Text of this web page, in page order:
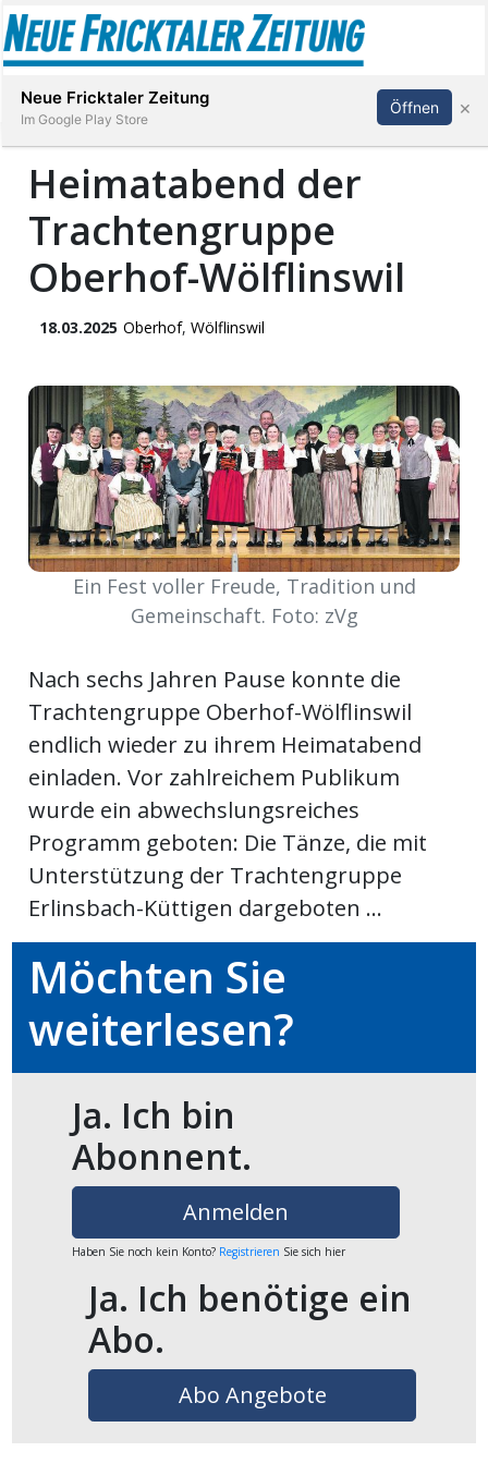
Stellen
E-
App
Abonnieren Anmelden
Heimatabend der
Trachtengruppe
Oberhof-Wölflinswil
18.03.2025 Oberhof,Wölflinswil
Ein Fest voller Freude, Tradition und
Gemeinschaft. Foto: zVg
Nach sechs Jahren Pause konnte die
Trachtengruppe Oberhof-Wölflinswil
endlich wieder zu ihrem Heimatabend
einladen. Vor zahlreichem Publikum
wurde ein abwechslungsreiches
Programm geboten: Die Tänze, die mit
Unterstützung der Trachtengruppe
Erlinsbach-Küttigen dargeboten ...
Möchten Sie
weiterlesen?
Ja. Ich bin
Abonnent.
Anmelden
Haben Sie noch kein Konto? Registrieren Sie sich hier
Ja. Ich benötige ein
Abo.
Abo Angebote
Neue Fricktaler Zeitung
Im Google Play Store
Öffnen ×